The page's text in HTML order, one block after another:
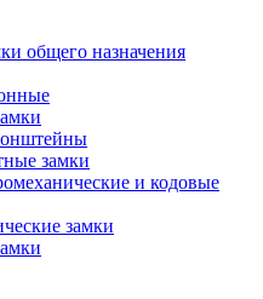
общего назначения
замки
и кодовые
замки